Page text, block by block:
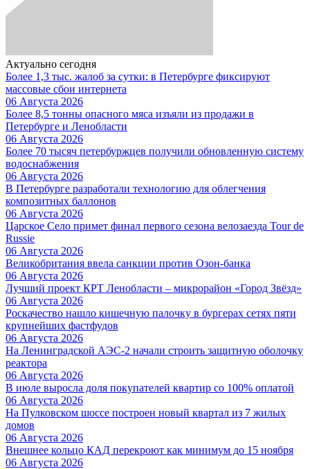
Актуально сегодня
Более 1,3 тыс. жалоб за сутки: в Петербурге фиксируют
массовые сбои интернета
06 Августа 2026
Более 8,5 тонны опасного мяса изъяли из продажи в
Петербурге и Ленобласти
06 Августа 2026
Более 70 тысяч петербуржцев получили обновленную систему
водоснабжения
06 Августа 2026
В Петербурге разработали технологию для облегчения
композитных баллонов
06 Августа 2026
Царское Село примет финал первого сезона велозаезда Tour de
Russie
06 Августа 2026
Великобритания ввела санкции против Озон-банка
06 Августа 2026
Лучший проект КРТ Ленобласти – микрорайон «Город Звёзд»
06 Августа 2026
Роскачество нашло кишечную палочку в бургерах сетях пяти
крупнейших фастфудов
06 Августа 2026
На Ленинградской АЭС-2 начали строить защитную оболочку
реактора
06 Августа 2026
В июле выросла доля покупателей квартир со 100% оплатой
06 Августа 2026
На Пулковском шоссе построен новый квартал из 7 жилых
домов
06 Августа 2026
Внешнее кольцо КАД перекроют как минимум до 15 ноября
06 Августа 2026